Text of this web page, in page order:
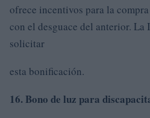
ofrece incentivos para la
con el desguace del anterior. La
solicitar
esta bonificación.
16. Bono de luz para